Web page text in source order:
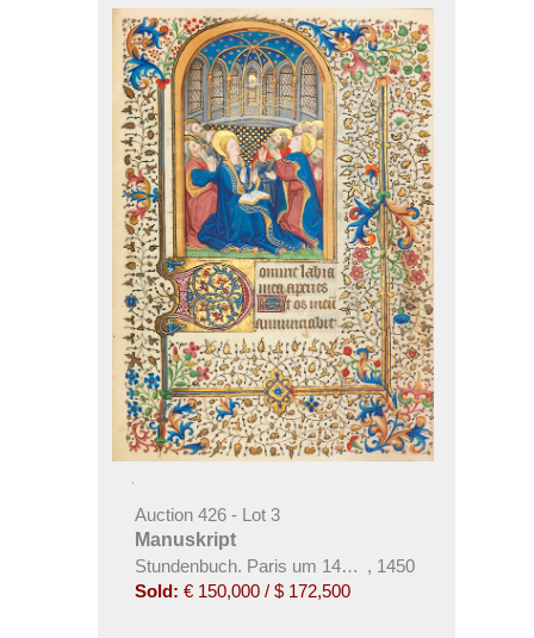
Auction 426 - Lot 3
Manuskript
Stundenbuch. Paris um 1450. Manuskript auf
, 1450
Sold: € 150,000 / $ 172,500